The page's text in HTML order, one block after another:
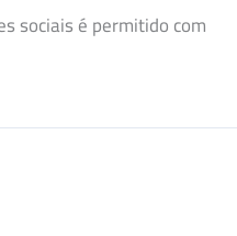
sociais é permitido com